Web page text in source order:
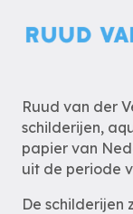
Ruud van der
schilderijen,
papier van
uit de periode
De schilderijen